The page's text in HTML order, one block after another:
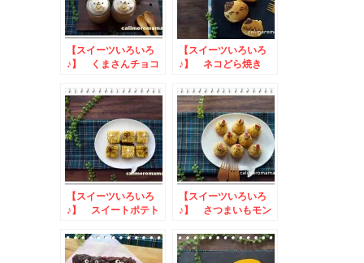
【スイーツいろいろ
♪】 くまさんチョコ
【スイーツいろいろ
♪】 ネコどら焼き
【スイーツいろいろ
♪】 スイートポテト
【スイーツいろいろ
♪】 さつまいもモン